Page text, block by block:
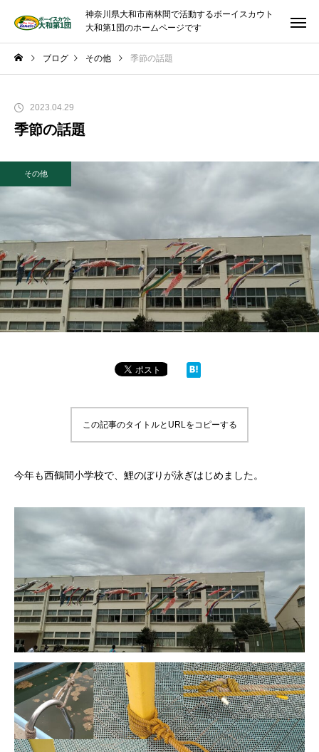
神奈川県大和市南林間で活動するボーイスカウト
大和第1団のホームページです
ブログ その他 季節の話題
2023.04.29
季節の話題
その他
この記事のタイトルとURLをコピーする
今年も西鶴間小学校で、鯉のぼりが泳ぎはじめました。